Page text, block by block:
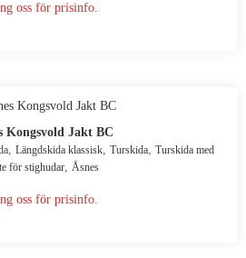
oss för prisinfo.
Kongsvold Jakt BC
, Längdskida klassisk, Turskida, Turskida med
för stighudar, Åsnes
oss för prisinfo.